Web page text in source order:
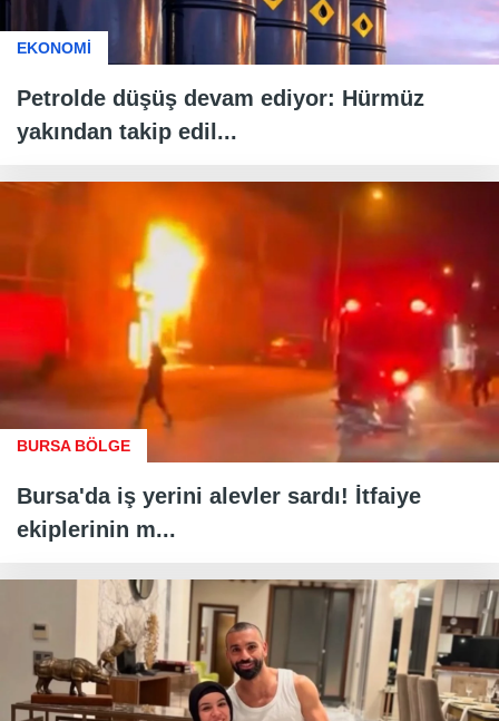
EKONOMİ
Petrolde düşüş devam ediyor: Hürmüz
yakından takip edil...
BURSA BÖLGE
Bursa'da iş yerini alevler sardı! İtfaiye
ekiplerinin m...